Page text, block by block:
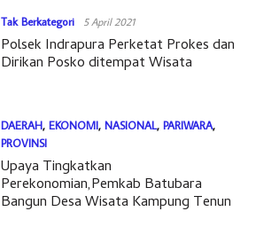
Tak Berkategori 5 April 2021
Polsek Indrapura Perketat Prokes dan
Dirikan Posko ditempat Wisata
DAERAH, EKONOMI, NASIONAL, PARIWARA,
PROVINSI
15 Juli 2020
Upaya Tingkatkan
Perekonomian,Pemkab Batubara
Bangun Desa Wisata Kampung Tenun